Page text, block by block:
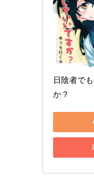
日陰者で
か？